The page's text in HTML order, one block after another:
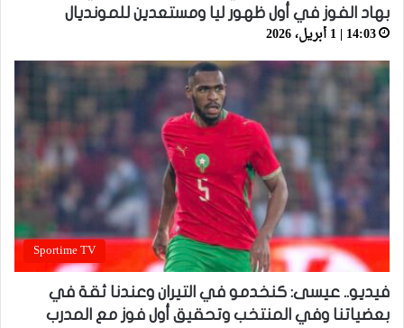
بهاد الفوز في أول ظهور ليا ومستعدين للمونديال
14:03 | 1 أبريل، 2026
Sportime TV
فيديو.. عيسى: كنخدمو في التيران وعندنا ثقة في
بعضياتنا وفي المنتخب وتحقيق أول فوز مع المدرب